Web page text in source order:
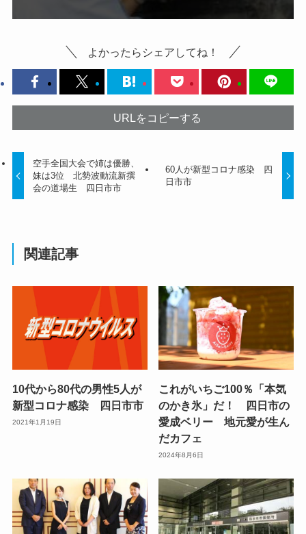
よかったらシェアしてね！
URLをコピーする
空手全国大会で姉は優勝、
妹は3位 北勢波動流新撰
会の道場生 四日市市
60人が新型コロナ感染 四
日市市
関連記事
10代から80代の男性5人が
新型コロナ感染 四日市市
2021年1月19日
これがいちご100％「本気
のかき氷」だ！ 四日市の
愛成ベリー 地元愛が生ん
だカフェ
2024年8月6日